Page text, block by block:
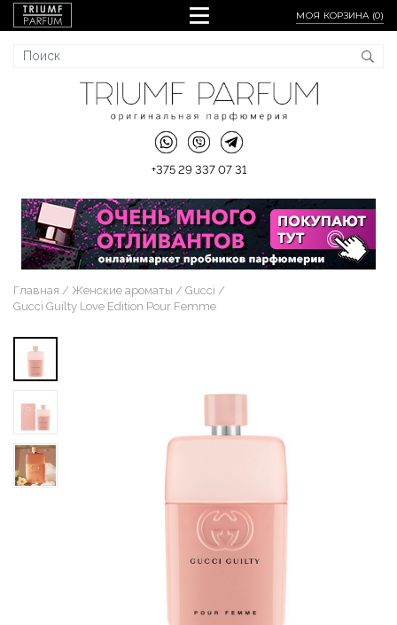
МОЯ КОРЗИНА (0)
+375 29 337 07 31
Главная Женские ароматы
Gucci
Gucci Guilty Love Edition Pour Femme